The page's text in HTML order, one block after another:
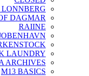
DAGMAR
RAIINE
LAUNDRY
ARCHIVES
M13 BASICS